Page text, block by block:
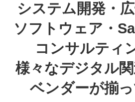
システム開発・
ソフトウェア・
コンサルティ
様々なデジタル
ベンダーが揃